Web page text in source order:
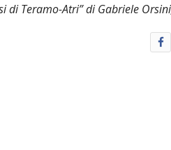
di Teramo-Atri” di Gabriele